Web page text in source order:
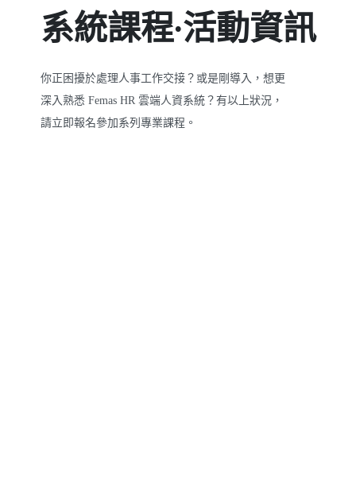
系統課程∙活動資訊
你正困擾於處理人事工作交接？或是剛導入，想更
深入熟悉 Femas HR 雲端人資系統？有以上狀況，
請立即報名參加系列專業課程。